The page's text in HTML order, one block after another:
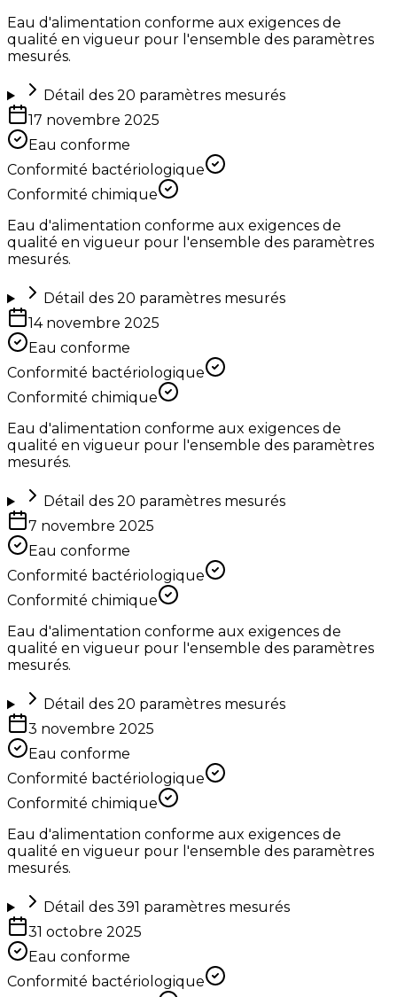
Eau d'alimentation conforme aux exigences de
qualité en vigueur pour l'ensemble des paramètres
mesurés.
Détail des 20 paramètres mesurés
17 novembre 2025
Eau conforme
Conformité bactériologique
Conformité chimique
Eau d'alimentation conforme aux exigences de
qualité en vigueur pour l'ensemble des paramètres
mesurés.
Détail des 20 paramètres mesurés
14 novembre 2025
Eau conforme
Conformité bactériologique
Conformité chimique
Eau d'alimentation conforme aux exigences de
qualité en vigueur pour l'ensemble des paramètres
mesurés.
Détail des 20 paramètres mesurés
7 novembre 2025
Eau conforme
Conformité bactériologique
Conformité chimique
Eau d'alimentation conforme aux exigences de
qualité en vigueur pour l'ensemble des paramètres
mesurés.
Détail des 20 paramètres mesurés
3 novembre 2025
Eau conforme
Conformité bactériologique
Conformité chimique
Eau d'alimentation conforme aux exigences de
qualité en vigueur pour l'ensemble des paramètres
mesurés.
Détail des 391 paramètres mesurés
31 octobre 2025
Eau conforme
Conformité bactériologique